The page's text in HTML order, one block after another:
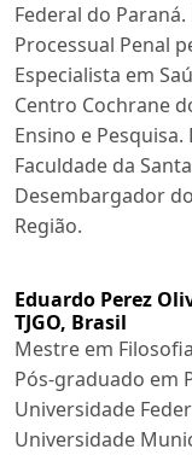
Federal do
Processual Penal
Especialista em
Centro Cochrane
Ensino e
Faculdade da
Desembargador
Região.
Eduardo Perez
TJGO, Brasil
Mestre em
Pós-graduado em
Universidade
Universidade